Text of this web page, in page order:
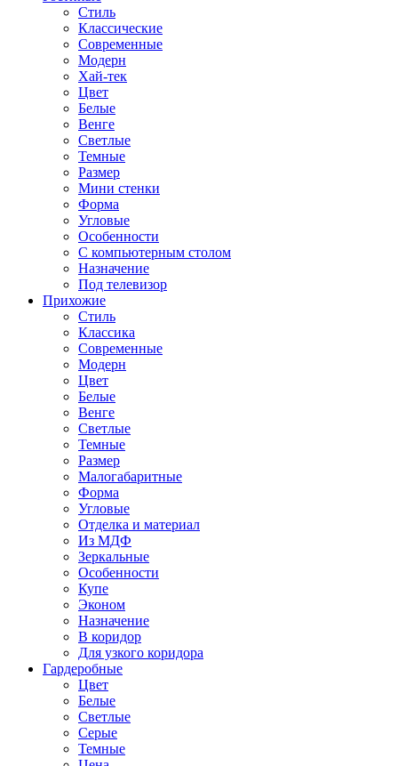
Стиль
Классические
Современные
Модерн
Хай-тек
Цвет
Белые
Венге
Светлые
Темные
Размер
Мини стенки
Форма
Угловые
Особенности
С компьютерным столом
Назначение
Под телевизор
Прихожие
Стиль
Классика
Современные
Модерн
Цвет
Белые
Венге
Светлые
Темные
Размер
Малогабаритные
Форма
Угловые
Отделка и материал
Из МДФ
Зеркальные
Особенности
Купе
Эконом
Назначение
В коридор
Для узкого коридора
Гардеробные
Цвет
Белые
Светлые
Серые
Темные